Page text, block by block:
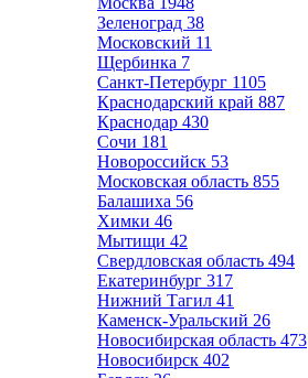
Зеленоград 38
Московский 11
Щербинка 7
Санкт-Петербург 1105
Краснодарский край 887
Краснодар 430
Сочи 181
Новороссийск 53
Московская область 855
Балашиха 56
Химки 46
Мытищи 42
Свердловская область 494
Екатеринбург 317
Нижний Тагил 41
Каменск-Уральский 26
Новосибирская область 473
Новосибирск 402